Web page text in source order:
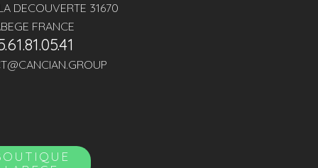
DECOUVERTE 31670
FRANCE